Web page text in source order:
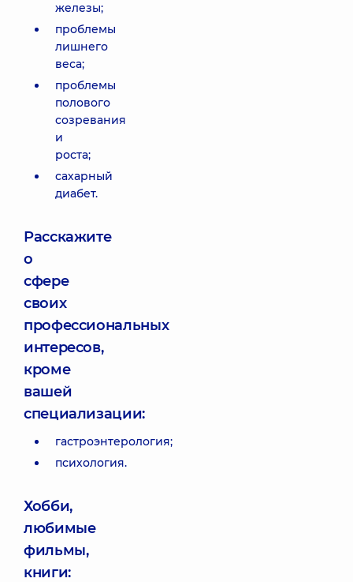
железы;
проблемы
лишнего
веса;
проблемы
полового
созревания
и
роста;
сахарный
диабет.
Расскажите
о
сфере
своих
профессиональных
интересов,
кроме
вашей
специализации:
гастроэнтерология;
психология.
Хобби,
любимые
фильмы,
книги: